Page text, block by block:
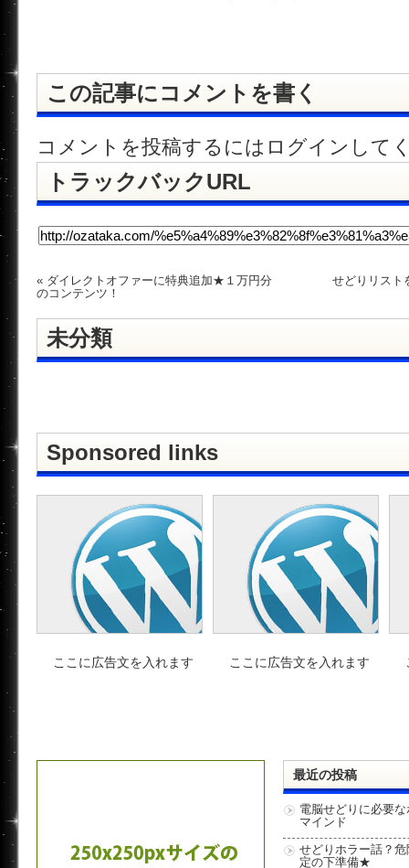
この記事にコメントを書く
コメントを投稿するには ログイン して
トラックバックURL
« ダイレクトオファーに特典追加★１万円分
のコンテンツ！
せどりリスト
未分類
Sponsored links
ここに広告文を入れます ここに広告文を入れます
最近の投稿
電脳せどりに必要
マインド
せどりホラー話？
定の下準備★